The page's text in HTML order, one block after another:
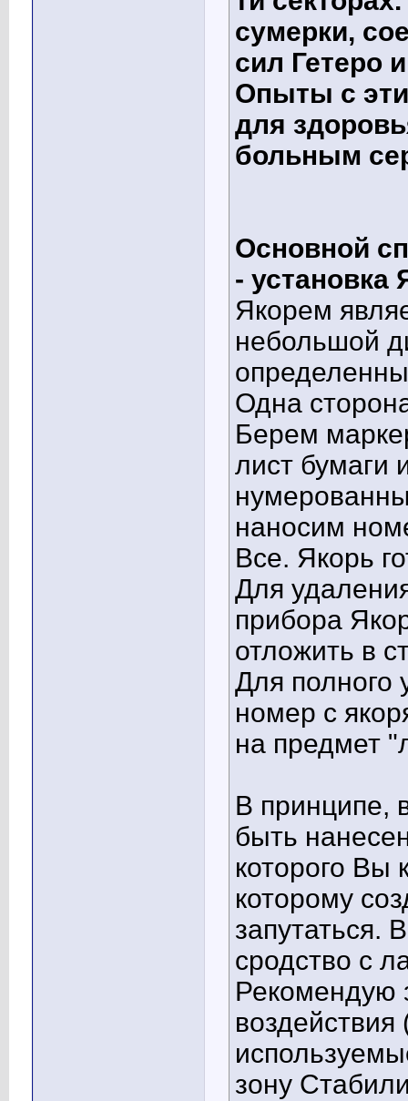
сумерки,
сил Гетеро
Опыты с
для
больным
Основной
- установка
Якорем
небольшой
Одна
Берем
лист бумаги
наносим
Все. Якорь
Для
прибора
отложить в
Для полного
номер с
на предмет
В принципе,
быть
которого Вы
которому
запутаться.
сродство с
Рекомендую
зону